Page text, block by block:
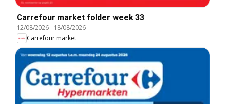
Carrefour market folder week 33
12/08/2026- 18/08/2026
Carrefour market